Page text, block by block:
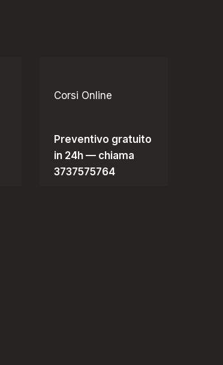
Corsi Online
Preventivo gratuito
in 24h — chiama
3737575764